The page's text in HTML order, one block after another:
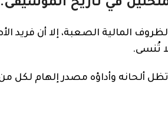
في تاريخ الموسيقى.
المالية الصعبة، إلا أن
تُنسى.
ألحانه وأداؤه مصدر إلهام